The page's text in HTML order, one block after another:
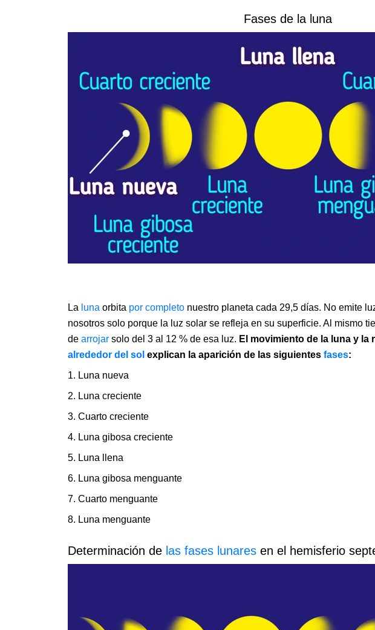
Fases de la luna
La luna orbita por completo nuestro planeta cada 29,5 días. No emite
nosotros solo porque la luz solar se refleja en su superficie. Al mismo
de arrojar solo del 3 al 12 % de esa luz. El movimiento de la luna y la
alrededor del sol explican la aparición de las siguientes fases:
1. Luna nueva
2. Luna creciente
3. Cuarto creciente
4. Luna gibosa creciente
5. Luna llena
6. Luna gibosa menguante
7. Cuarto menguante
8. Luna menguante
Determinación de las fases lunares en el hemisferio